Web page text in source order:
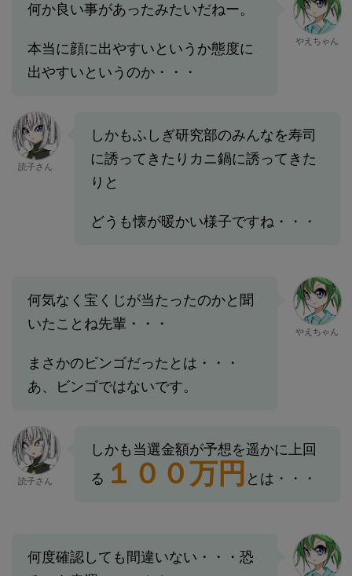
何か良い事があったみたいだねー。
本当に顔に出やすいというか態度に
出やすいというのか・・・
やえちゃん
読子さん
しかもふしぎ研究部のみんなを寿司
に誘ってきたりカニ鍋に誘ってきた
りと
どうも懐が暖かい様子ですね・・・
何気なく宝くじが当たったのかと聞
いたことね先輩・・・
まさかのビンゴだったとは・・・
あ、ビンゴではないです。
やえちゃん
読子さん
しかも当選金額が予想を遥かに上回
る １００万円 とは・・・
何度確認しても間違いない・・・恐